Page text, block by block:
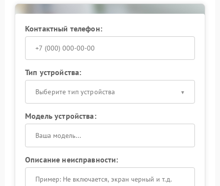
Контактный телефон:
Тип устройства:
Выберите тип устройства
Модель устройства:
Описание неисправности: